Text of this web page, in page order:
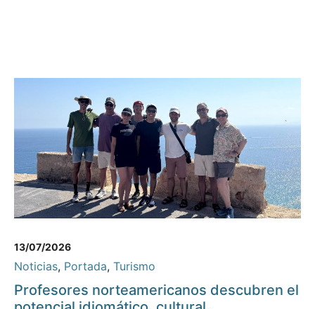
13/07/2026
Noticias, Portada, Turismo
Profesores norteamericanos descubren el